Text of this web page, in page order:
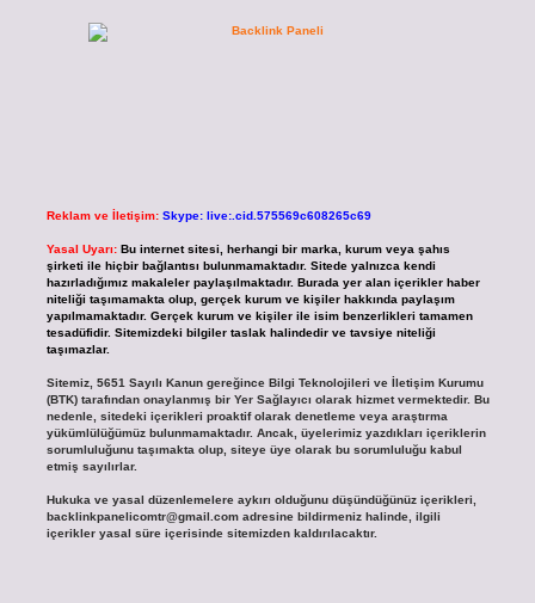
Reklam ve İletişim: Skype: live:.cid.575569c608265c69
Yasal Uyarı: Bu internet sitesi, herhangi bir marka, kurum veya şahıs
şirketi ile hiçbir bağlantısı bulunmamaktadır. Sitede yalnızca kendi
hazırladığımız makaleler paylaşılmaktadır. Burada yer alan içerikler haber
niteliği taşımamakta olup, gerçek kurum ve kişiler hakkında paylaşım
yapılmamaktadır. Gerçek kurum ve kişiler ile isim benzerlikleri tamamen
tesadüfidir. Sitemizdeki bilgiler taslak halindedir ve tavsiye niteliği
taşımazlar.
Sitemiz, 5651 Sayılı Kanun gereğince Bilgi Teknolojileri ve İletişim Kurumu
(BTK) tarafından onaylanmış bir Yer Sağlayıcı olarak hizmet vermektedir. Bu
nedenle, sitedeki içerikleri proaktif olarak denetleme veya araştırma
yükümlülüğümüz bulunmamaktadır. Ancak, üyelerimiz yazdıkları içeriklerin
sorumluluğunu taşımakta olup, siteye üye olarak bu sorumluluğu kabul
etmiş sayılırlar.
Hukuka ve yasal düzenlemelere aykırı olduğunu düşündüğünüz içerikleri,
backlinkpanelicomtr@gmail.comadresine bildirmeniz halinde, ilgili
içerikler yasal süre içerisinde sitemizden kaldırılacaktır.